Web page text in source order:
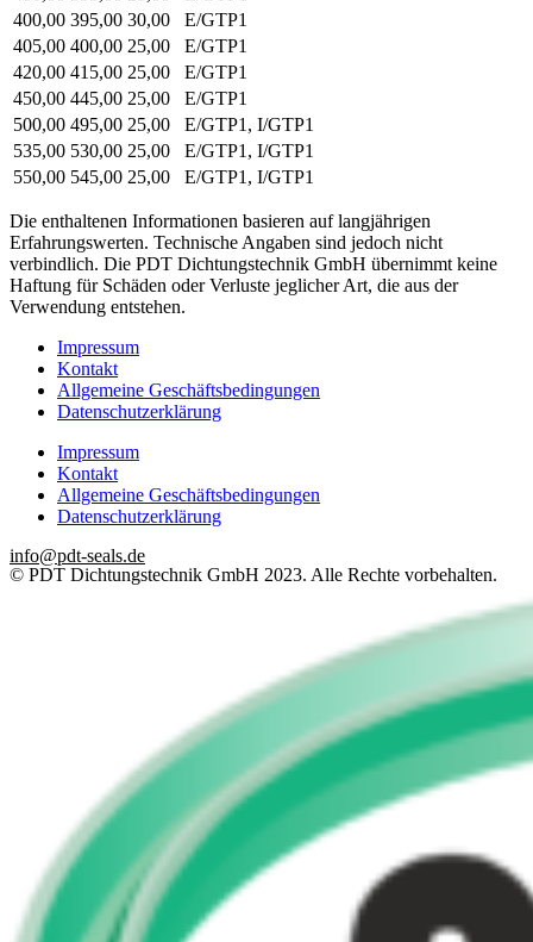
400,00 395,00 30,00
E/GTP1
405,00 400,00 25,00
E/GTP1
420,00 415,00 25,00
E/GTP1
450,00 445,00 25,00
E/GTP1
500,00 495,00 25,00
E/GTP1, I/GTP1
535,00 530,00 25,00
E/GTP1, I/GTP1
550,00 545,00 25,00 E/GTP1, I/GTP1
Die enthaltenen Informationen basieren auf langjährigen
Erfahrungswerten. Technische Angaben sind jedoch nicht
verbindlich. Die PDT Dichtungstechnik GmbH übernimmt keine
Haftung für Schäden oder Verluste jeglicher Art, die aus der
Verwendung entstehen.
Impressum
Kontakt
Allgemeine Geschäftsbedingungen
Datenschutzerklärung
Impressum
Kontakt
Allgemeine Geschäftsbedingungen
Datenschutzerklärung
info@pdt-seals.de
© PDT Dichtungstechnik GmbH 2023. Alle Rechte vorbehalten.